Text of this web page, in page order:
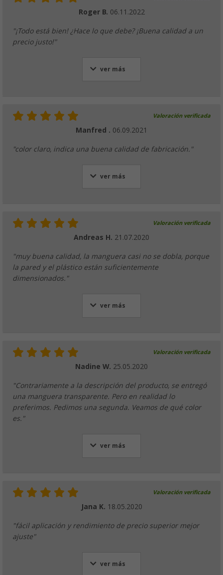
Roger B. 06.11.2022
"¡Todo está bien! ¿Hace lo que debe? ¡Buena calidad a un
precio justo!"
ver más
Valoración verificada
Manfred . 06.09.2021
"color claro, indica una buena calidad de fabricación."
ver más
Valoración verificada
Andreas H. 21.07.2020
"muy buena calidad, la manguera casi no se dobla, porque
la pared y el plástico están suficientemente
dimensionados."
ver más
Valoración verificada
Nadine W. 25.05.2020
"Contrariamente a la descripción del producto, se entregó
una manguera transparente. Pero en realidad lo
preferimos. Pedimos una segunda. Veamos de qué color
es."
ver más
Valoración verificada
Jana K. 18.05.2020
"fácil aplicación y rendimiento de precio superior mejor
ajuste"
ver más